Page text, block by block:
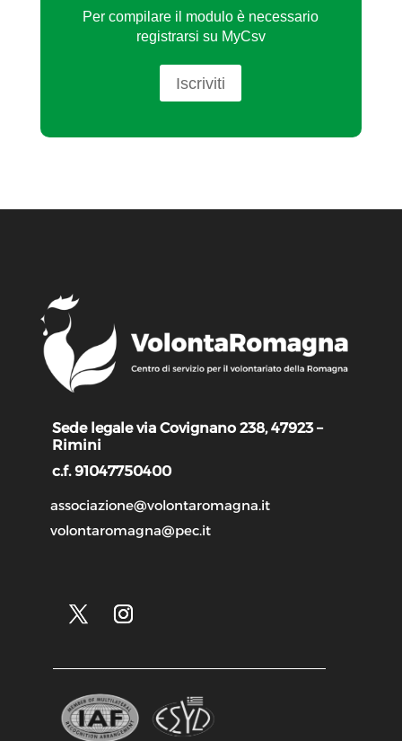
Per compilare il modulo è necessario
registrarsi su MyCsv
Iscriviti
Sede legale via Covignano 238, 47923 –
Rimini
c.f. 91047750400
associazione@volontaromagna.it
volontaromagna@pec.it